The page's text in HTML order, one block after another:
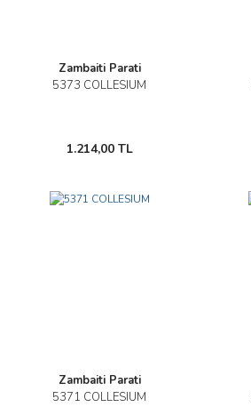
Zambaiti Parati
5373 COLLESIUM
1.214,00 TL
Zambaiti Parati
5371 COLLESIUM